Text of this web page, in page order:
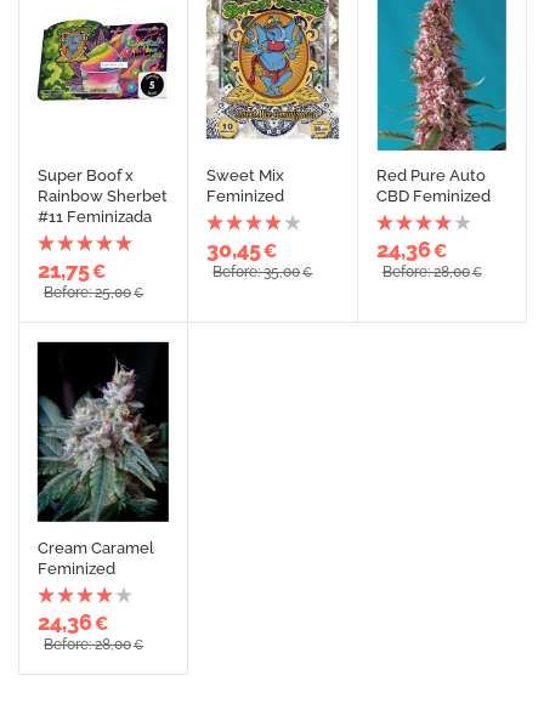
Super Boof x
Rainbow Sherbet
#11 Feminizada
21,75€
Before: 25,00€
Sweet Mix
Feminized
30,45€
Before: 35,00€
Red Pure Auto
CBD Feminized
24,36€
Before: 28,00€
Cream Caramel
Feminized
24,36€
Before: 28,00€